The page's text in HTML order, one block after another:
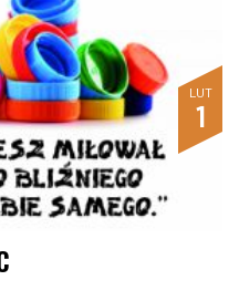
LUT
1